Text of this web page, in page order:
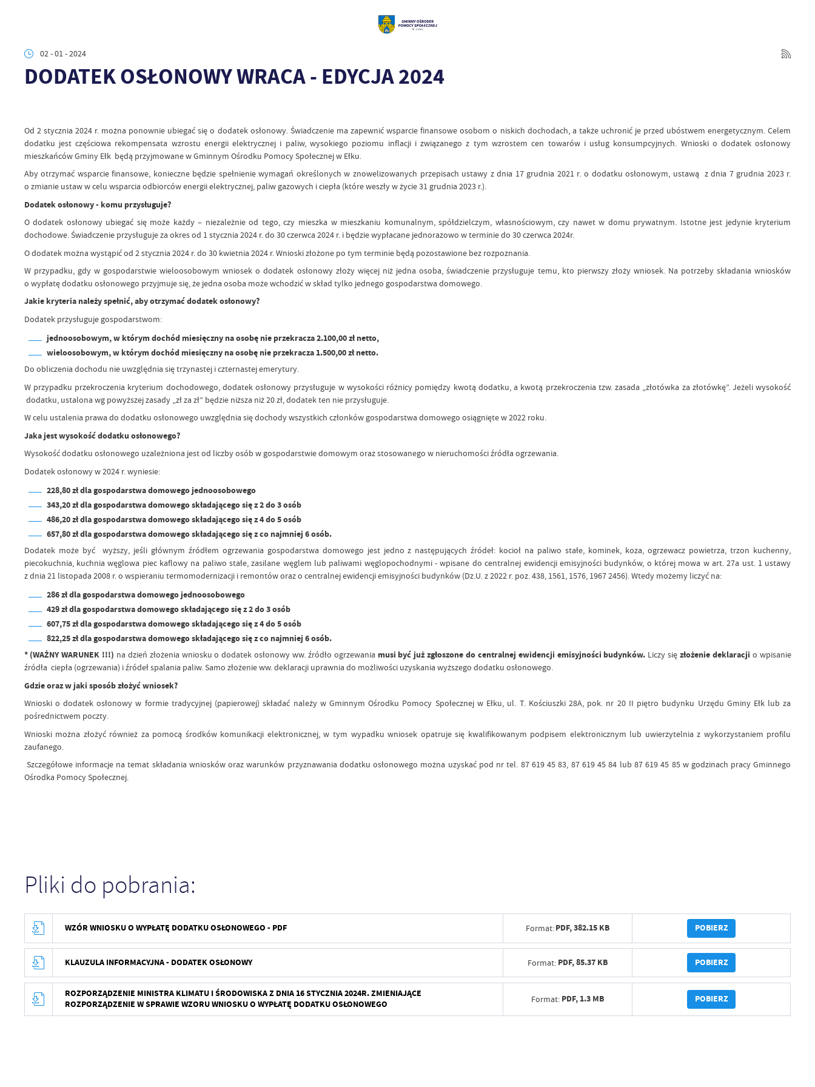
02 - 01 - 2024
DODATEK OSŁONOWY WRACA - EDYCJA 2024
Od 2 stycznia 2024 r. można ponownie ubiegać się o dodatek osłonowy. Świadczenie ma zapewnić wsparcie finansowe osobom o niskich dochodach, a także uchronić je przed ubóstwem energetycznym. Celem
dodatku jest częściowa rekompensata wzrostu energii elektrycznej i paliw, wysokiego poziomu inflacji i związanego z tym wzrostem cen towarów i usług konsumpcyjnych. Wnioski o dodatek osłonowy
mieszkańców Gminy Ełk będą przyjmowane w Gminnym Ośrodku Pomocy Społecznej w Ełku.
Aby otrzymać wsparcie finansowe, konieczne będzie spełnienie wymagań określonych w znowelizowanych przepisach ustawy z dnia 17 grudnia 2021 r. o dodatku osłonowym, ustawą z dnia 7 grudnia 2023 r.
o zmianie ustaw w celu wsparcia odbiorców energii elektrycznej, paliw gazowych i ciepła (które weszły w życie 31 grudnia 2023 r.).
Dodatek osłonowy - komu przysługuje?
O dodatek osłonowy ubiegać się może każdy – niezależnie od tego, czy mieszka w mieszkaniu komunalnym, spółdzielczym, własnościowym, czy nawet w domu prywatnym. Istotne jest jedynie kryterium
dochodowe. Świadczenie przysługuje za okres od 1 stycznia 2024 r. do 30 czerwca 2024 r. i będzie wypłacane jednorazowo w terminie do 30 czerwca 2024r.
O dodatek można wystąpić od 2 stycznia 2024 r. do 30 kwietnia 2024 r. Wnioski złożone po tym terminie będą pozostawione bez rozpoznania.
W przypadku, gdy w gospodarstwie wieloosobowym wniosek o dodatek osłonowy złoży więcej niż jedna osoba, świadczenie przysługuje temu, kto pierwszy złoży wniosek. Na potrzeby składania wniosków
o wypłatę dodatku osłonowego przyjmuje się, że jedna osoba może wchodzić w skład tylko jednego gospodarstwa domowego.
Jakie kryteria należy spełnić, aby otrzymać dodatek osłonowy?
Dodatek przysługuje gospodarstwom:
jednoosobowym, w którym dochód miesięczny na osobę nie przekracza 2.100,00 zł netto,
wieloosobowym, w którym dochód miesięczny na osobę nie przekracza 1.500,00 zł netto.
Do obliczenia dochodu nie uwzględnia się trzynastej i czternastej emerytury.
W przypadku przekroczenia kryterium dochodowego, dodatek osłonowy przysługuje w wysokości różnicy pomiędzy kwotą dodatku, a kwotą przekroczenia tzw. zasada „złotówka za złotówkę”. Jeżeli wysokość
dodatku, ustalona wg powyższej zasady „zł za zł” będzie niższa niż 20 zł, dodatek ten nie przysługuje.
W celu ustalenia prawa do dodatku osłonowego uwzględnia się dochody wszystkich członków gospodarstwa domowego osiągnięte w 2022 roku.
Jaka jest wysokość dodatku osłonowego?
Wysokość dodatku osłonowego uzależniona jest od liczby osób w gospodarstwie domowym oraz stosowanego w nieruchomości źródła ogrzewania.
Dodatek osłonowy w 2024 r. wyniesie:
228,80 zł dla gospodarstwa domowego jednoosobowego
343,20 zł dla gospodarstwa domowego składającego się z 2 do 3 osób
486,20 zł dla gospodarstwa domowego składającego się z 4 do 5 osób
657,80 zł dla gospodarstwa domowego składającego się z co najmniej 6 osób.
Dodatek może być wyższy, jeśli głównym źródłem ogrzewania gospodarstwa domowego jest jedno z następujących źródeł: kocioł na paliwo stałe, kominek, koza, ogrzewacz powietrza, trzon kuchenny,
piecokuchnia, kuchnia węglowa piec kaflowy na paliwo stałe, zasilane węglem lub paliwami węglopochodnymi - wpisane do centralnej ewidencji emisyjności budynków, o której mowa w art. 27a ust. 1 ustawy
z dnia 21 listopada 2008 r. o wspieraniu termomodernizacji i remontów oraz o centralnej ewidencji emisyjności budynków (Dz.U. z 2022 r. poz. 438, 1561, 1576, 1967 2456). Wtedy możemy liczyć na:
286 zł dla gospodarstwa domowego jednoosobowego
429 zł dla gospodarstwa domowego składającego się z 2 do 3 osób
607,75 zł dla gospodarstwa domowego składającego się z 4 do 5 osób
822,25 zł dla gospodarstwa domowego składającego się z co najmniej 6 osób.
* (WAŻNY WARUNEK !!!) na dzień złożenia wniosku o dodatek osłonowy ww. źródło ogrzewania musi być już zgłoszone do centralnej ewidencji emisyjności budynków. Liczy się złożenie deklaracji o wpisanie
źródła ciepła (ogrzewania) i źródeł spalania paliw. Samo złożenie ww. deklaracji uprawnia do możliwości uzyskania wyższego dodatku osłonowego.
Gdzie oraz w jaki sposób złożyć wniosek?
Wnioski o dodatek osłonowy w formie tradycyjnej (papierowej) składać należy w Gminnym Ośrodku Pomocy Społecznej w Ełku, ul. T. Kościuszki 28A, pok. nr 20 II piętro budynku Urzędu Gminy Ełk lub za
pośrednictwem poczty.
Wnioski można złożyć również za pomocą środków komunikacji elektronicznej, w tym wypadku wniosek opatruje się kwalifikowanym podpisem elektronicznym lub uwierzytelnia z wykorzystaniem profilu
zaufanego.
Szczegółowe informacje na temat składania wniosków oraz warunków przyznawania dodatku osłonowego można uzyskać pod nr tel. 87 619 45 83, 87 619 45 84 lub 87 619 45 85 w godzinach pracy Gminnego
Ośrodka Pomocy Społecznej.
Pliki do pobrania:
WZÓR WNIOSKU O WYPŁATĘ DODATKU OSŁONOWEGO - PDF Format:PDF,382.15 KB POBIERZ
KLAUZULA INFORMACYJNA - DODATEK OSŁONOWY Format: PDF,85.37 KB POBIERZ
ROZPORZĄDZENIE MINISTRA KLIMATU I ŚRODOWISKA Z DNIA 16 STYCZNIA 2024R. ZMIENIAJĄCE
ROZPORZĄDZENIE W SPRAWIE WZORU WNIOSKU O WYPŁATĘ DODATKU OSŁONOWEGO
Format: PDF, 1.3 MB POBIERZ